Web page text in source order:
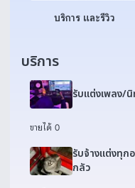
บริการ และรีวิว
บริการ
รับแต่งเพลง/
ขายได้ 0
รับจ้างแต่งทุก
กลัว